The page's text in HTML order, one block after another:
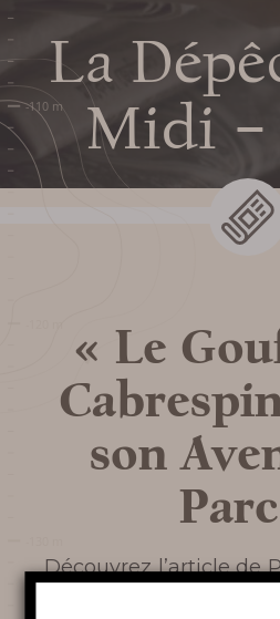
HORAIRES DU
CABRESPINE
TARIFS ET
GOUFFRE
SERVICES ET
FOIRE AUX
AUTOUR DU
La
Midi –
« Le
son
Découvrez l’article de
en Août 2020 dans la